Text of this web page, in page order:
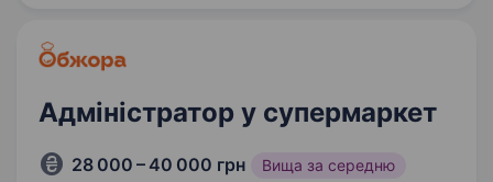
Адміністратор у супермаркет
28 000 – 40 000 грн Вища за середню